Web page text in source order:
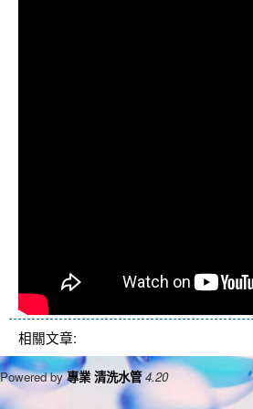
相關文章:
Powered by專業 清洗水管 4.20